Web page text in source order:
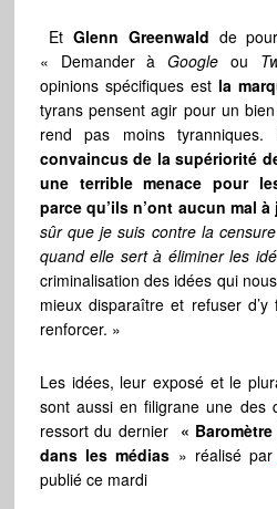
EtGlenn Greenwald de
« Demander àGoogle ou
opinions spécifiques est la
tyrans pensent agir pour un
rend pas moins tyranniques.
convaincus de la supériorité
une terrible menace pour
parce qu’ils n’ont aucun mal
sûr que je suis contre la
quand elle sert à éliminer les
criminalisation des idées qui
mieux disparaître et refuser
renforcer. »
Les idées, leur exposé et le
sont aussi en filigrane une des
ressort du dernier «
dans les médias » réalisé par
publié ce mardi